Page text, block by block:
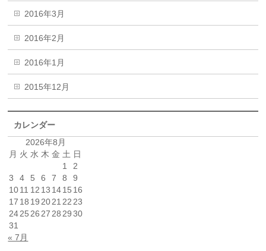
2016年3月
2016年2月
2016年1月
2015年12月
カレンダー
2026年8月
月 火 水 木 金 土 日
1
2
3
4 5 6 7 8
9
1011 12 13 1415 16
17 18 19 2021 22 23
2425 26 27 28 29 30
31
« 7月